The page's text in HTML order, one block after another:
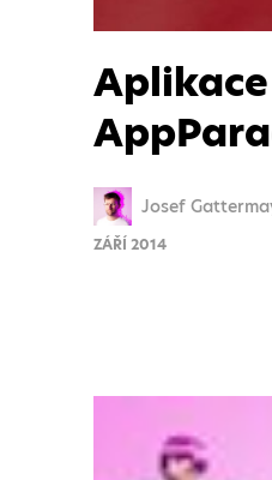
Josef
ZÁŘÍ 2014